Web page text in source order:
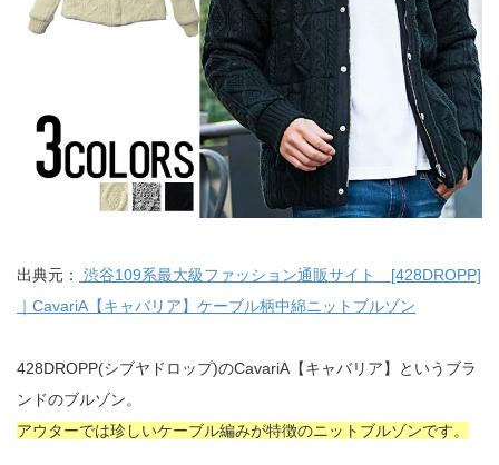
出典元：
渋谷109系最大級ファッション通販サイト [428DROPP]
｜CavariA【キャバリア】ケーブル柄中綿ニットブルゾン
428DROPP(シブヤドロップ)のCavariA【キャバリア】というブラ
ンドのブルゾン。
アウターでは珍しいケーブル編みが特徴のニットブルゾンです。